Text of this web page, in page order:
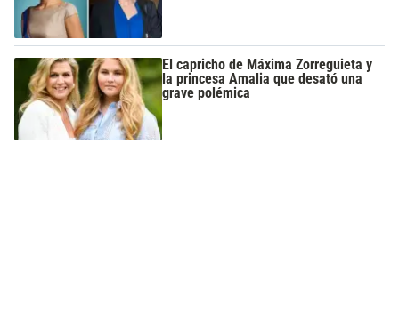
El capricho de Máxima Zorreguieta y
la princesa Amalia que desató una
grave polémica